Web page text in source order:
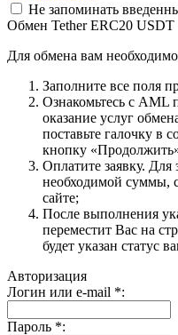
Не запоминать
Обмен Tether ERC20 USDT
Для обмена вам
Заполните все поля
Ознакомьтесь с AML
оказание услуг
поставьте галочку в
кнопку
Оплатите заявку. Для
необходимой суммы,
сайте;
После выполнения
переместит Вас на
будет указан статус
Авторизация
Логин или e-mail *:
Пароль *: